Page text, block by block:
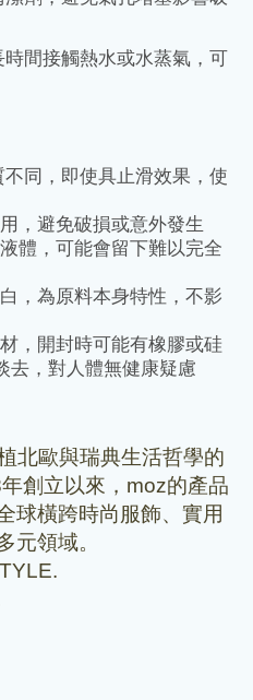
間接觸熱水或水蒸氣，可
同，即使具止滑效果，使
，避免破損或意外發生
體，可能會留下難以完全
，為原料本身特性，不影
，開封時可能有橡膠或硅
去，對人體無健康疑慮
北歐與瑞典生活哲學的
年創立以來， moz的產品
球橫跨時尚服飾、實用
元領域。